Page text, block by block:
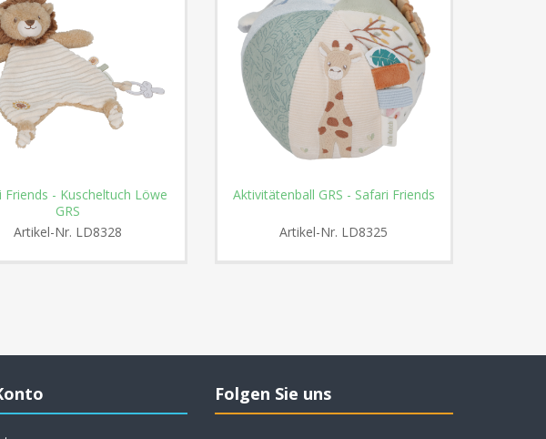
Friends - Kuscheltuch Löwe
GRS
Artikel-Nr. LD8328
Aktivitätenball GRS - Safari Friends
Artikel-Nr. LD8325
Folgen Sie uns